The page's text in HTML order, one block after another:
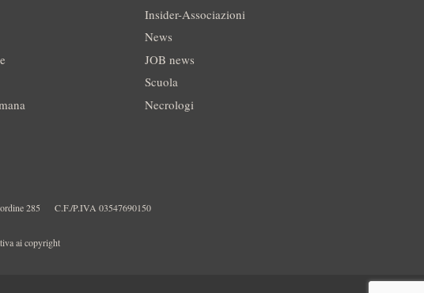
Insider-Associazioni
News
JOB news
Scuola
Necrologi
285 C.F./P.IVA 03547690150
ai copyright